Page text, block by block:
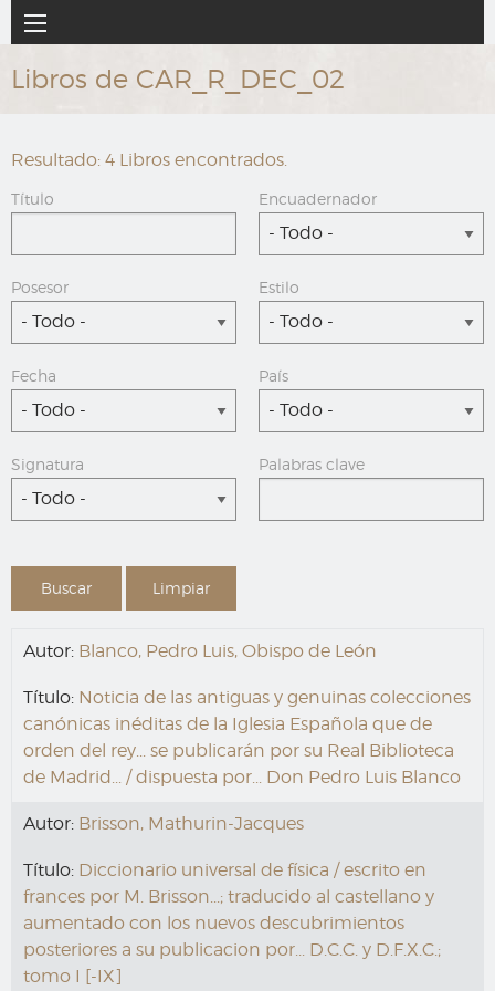
al
contenido
principal
Navegación
principal
Libros de CAR_R_DEC_02
Resultado: 4 Libros encontrados.
Título Encuadernador
- Todo -
Posesor
- Todo -
Estilo
- Todo -
Fecha
- Todo -
País
- Todo -
Signatura
- Todo -
Palabras clave
Autor: Blanco, Pedro Luis, Obispo de León
Título: Noticia de las antiguas y genuinas colecciones
canónicas inéditas de la Iglesia Española que de
orden del rey... se publicarán por su Real Biblioteca
de Madrid... / dispuesta por... Don Pedro Luis Blanco
Autor: Brisson, Mathurin-Jacques
Título: Diccionario universal de física / escrito en
frances por M. Brisson...; traducido al castellano y
aumentado con los nuevos descubrimientos
posteriores a su publicacion por... D.C.C. y D.F.X.C.;
tomo I [-IX]